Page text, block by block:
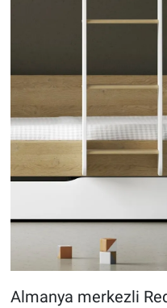
Almanya merkezli